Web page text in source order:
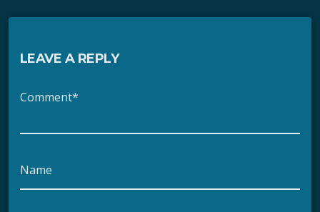
LEAVE A REPLY
Comment*
Name